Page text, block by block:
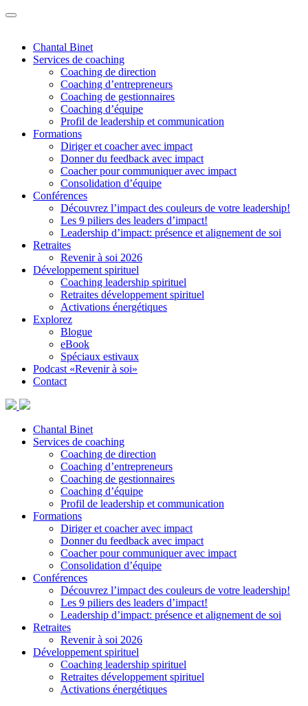
Chantal Binet
Services de coaching
Coaching de direction
Coaching d’entrepreneurs
Coaching de gestionnaires
Coaching d’équipe
Profil de leadership et communication
Formations
Diriger et coacher avec impact
Donner du feedback avec impact
Coacher pour communiquer avec impact
Consolidation d’équipe
Conférences
Découvrez l’impact des couleurs de votre leadership!
Les 9 piliers des leaders d’impact!
Leadership d’impact: présence et alignement de soi
Retraites
Revenir à soi 2026
Développement spirituel
Coaching leadership spirituel
Retraites développement spirituel
Activations énergétiques
Explorez
Blogue
eBook
Spéciaux estivaux
Podcast «Revenir à soi»
Contact
Chantal Binet
Services de coaching
Coaching de direction
Coaching d’entrepreneurs
Coaching de gestionnaires
Coaching d’équipe
Profil de leadership et communication
Formations
Diriger et coacher avec impact
Donner du feedback avec impact
Coacher pour communiquer avec impact
Consolidation d’équipe
Conférences
Découvrez l’impact des couleurs de votre leadership!
Les 9 piliers des leaders d’impact!
Leadership d’impact: présence et alignement de soi
Retraites
Revenir à soi 2026
Développement spirituel
Coaching leadership spirituel
Retraites développement spirituel
Activations énergétiques